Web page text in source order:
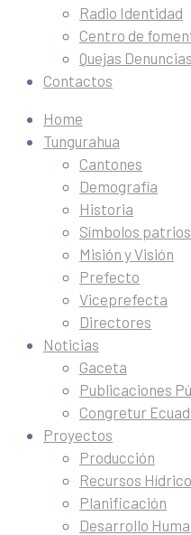
Radio Identidad
Centro de
Quejas Denuncias
Contactos
Home
Tungurahua
Cantones
Demografía
Historia
Símbolos patrios
Misión y Visión
Prefecto
Viceprefecta
Directores
Noticias
Gaceta
Publicaciones
Congretur
Proyectos
Producción
Recursos
Planificación
Desarrollo